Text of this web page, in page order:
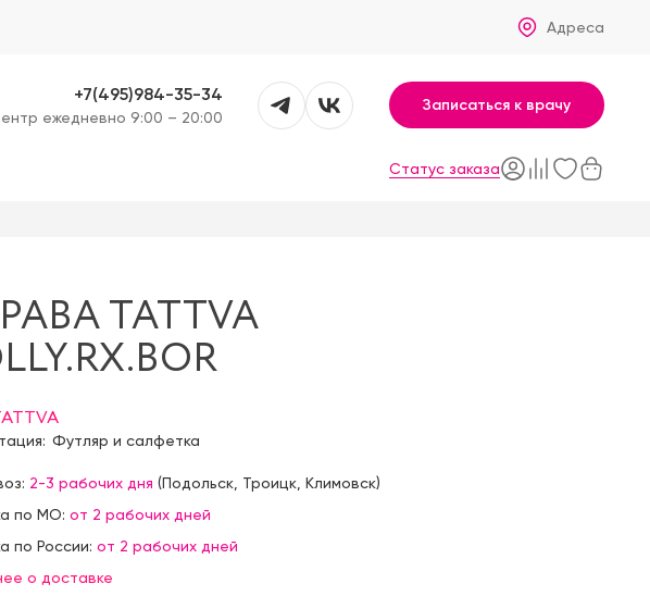
Адреса
+7(495)984-35-34
ежедневно 9:00 – 20:00
Записаться к врачу
Статус заказа
TATTVA
Футляр и салфетка
2-3 рабочих дня (Подольск, Троицк, Климовск)
по МО: от 2 рабочих дней
по России: от 2 рабочих дней
о доставке